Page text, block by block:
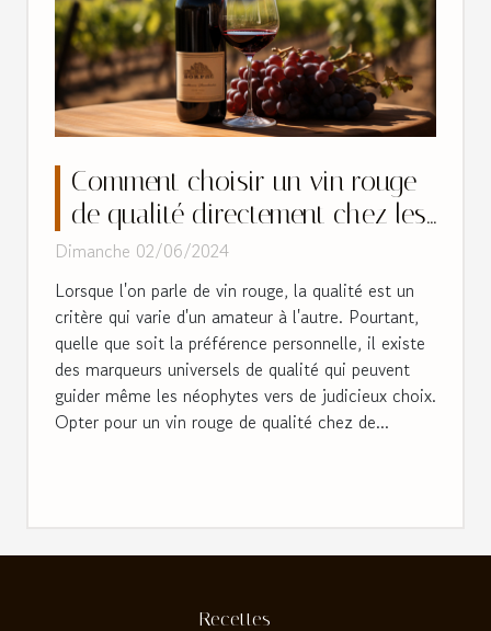
Comment choisir un vin rouge
de qualité directement chez les
petits producteurs
Dimanche 02/06/2024
Lorsque l'on parle de vin rouge, la qualité est un
critère qui varie d'un amateur à l'autre. Pourtant,
quelle que soit la préférence personnelle, il existe
des marqueurs universels de qualité qui peuvent
guider même les néophytes vers de judicieux choix.
Opter pour un vin rouge de qualité chez de...
Recettes